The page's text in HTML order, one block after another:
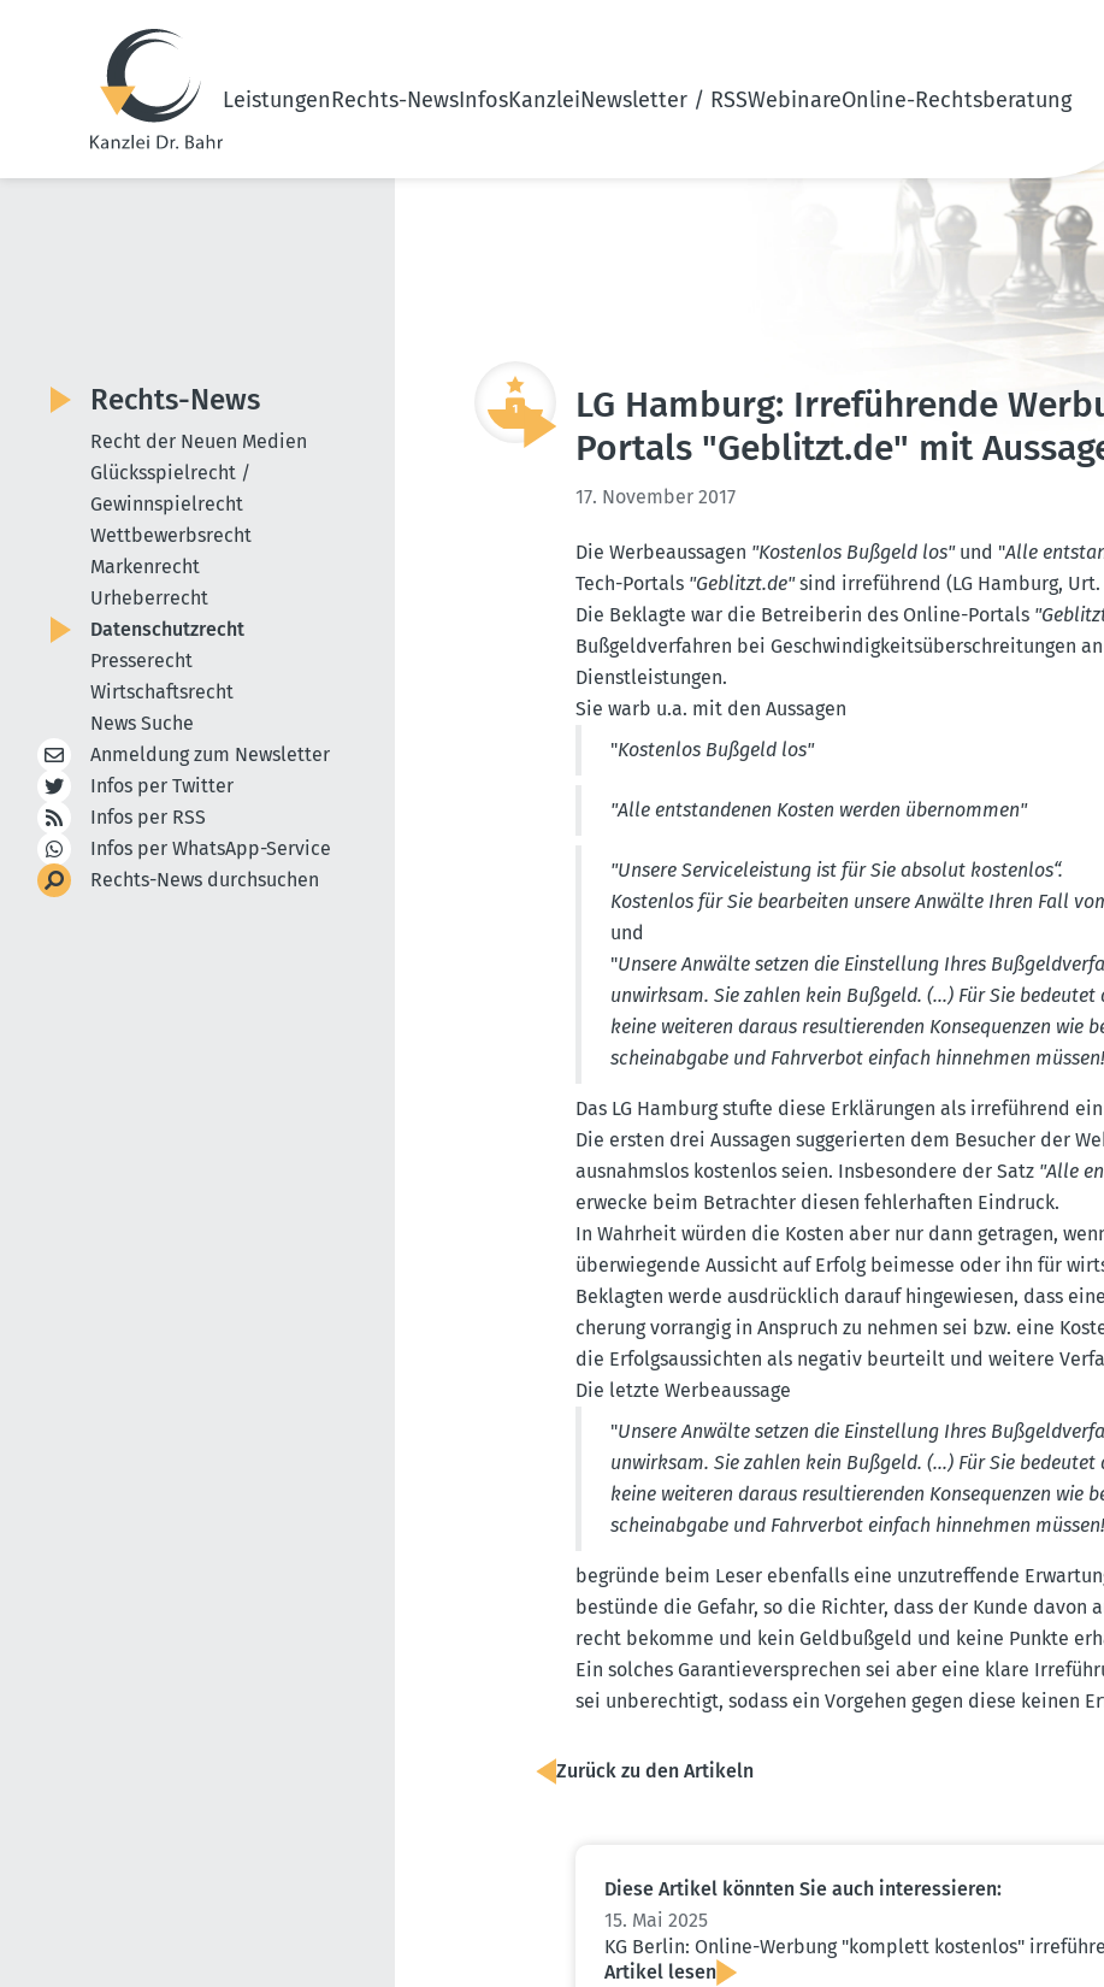
LeistungenRechts-NewsInfosKanzleiNewsletter / RSSWebinareOnline-Rechtsberatung
LG Hamburg: Irrefüh­rende
Portals "Geblitzt.​de" mit
17. November 2017
Die Werbe­aus­sagen "Kostenlos Bußgeld los"und "Alle
Tech-Portals "Geblitzt.​de"sind irreführend (LG Hamburg, Urt.
Die Beklagte war die Betrei­berin des Online-Portals
Bußgeld­ver­fahren bei Geschwin­dig­keits­über­schrei­tungen
Dienst­leis­tungen.
Sie warb u.a. mit den Aussagen
"Kostenlos Bußgeld los"
"Alle entstan­denen Kosten werden übernommen"
"Unsere Service­leistung ist für Sie absolut kostenlos“.
Kostenlos für Sie bearbeiten unsere Anwälte Ihren Fall
und
"Unsere Anwälte setzen die Einstellung Ihres
unwirksam. Sie zahlen kein Bußgeld. (...) Für Sie bedeutet
keine weiteren daraus resul­tie­renden Konse­quenzen wie
schein­abgabe und Fahrverbot einfach hinnehmen
Das LG Hamburg stufte diese Erklä­rungen als irreführend
Die ersten drei Aussagen sugge­rierten dem Besucher der
ausnahmslos kostenlos seien. Insbe­sondere der Satz "Alle
erwecke beim Betrachter diesen fehler­haften Eindruck.
In Wahrheit würden die Kosten aber nur dann getragen,
überwie­gende Aussicht auf Erfolg beimesse oder ihn für
Beklagten werde ausdrücklich darauf hinge­wiesen, dass
cherung vorrangig in Anspruch zu nehmen sei bzw. eine
die Erfolgs­aus­sichten als negativ beurteilt und weitere
Die letzte Werbe­aussage
"Unsere Anwälte setzen die Einstellung Ihres
unwirksam. Sie zahlen kein Bußgeld. (...) Für Sie bedeutet
keine weiteren daraus resul­tie­renden Konse­quenzen wie
schein­abgabe und Fahrverbot einfach hinnehmen
begründe beim Leser ebenfalls eine unzutref­fende
bestünde die Gefahr, so die Richter, dass der Kunde davon
recht bekomme und kein Geldbu­ßgeld und keine Punkte
Ein solches Garan­tie­ver­sprechen sei aber eine klare
sei unberechtigt, sodass ein Vorgehen gegen diese keinen
Zurück zu den Artikeln
Diese Artikel könnten Sie auch inter­es­sieren:
15. Mai 2025
KG Berlin: Online-Werbung "komplett kostenlos"
Artikel lesen
Rechts-News
Recht der Neuen Medien
Glücksspielrecht /
Gewinnspielrecht
Wettbewerbsrecht
Markenrecht
Urheberrecht
Datenschutzrecht
Presserecht
Wirtschaftsrecht
News Suche
Anmeldung zum Newsletter
Infos per Twitter
Infos per RSS
Infos per WhatsApp-Service
Rechts-News durchsuchen